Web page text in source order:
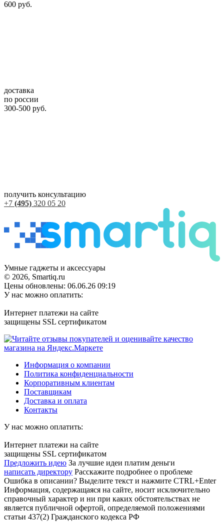
600 руб.
доставка
по россии
300-500 руб.
получить консультацию
+7 (495) 320 05 20
Умные гаджеты и аксессуары
© 2026, Smartiq.ru
Цены обновлены: 06.06.26 09:19
У нас можно оплатить:
Интернет платежи на сайте
защищены SSL сертификатом
Информация о компании
Политика конфиденциальности
Корпоративным клиентам
Поставщикам
Доставка и оплата
Контакты
У нас можно оплатить:
Интернет платежи на сайте
защищены SSL сертификатом
Предложить идею За лучшие идеи платим деньги
написать директору Расскажите подробнее о проблеме
Ошибка в описании? Выделите текст и нажмите CTRL+Enter
Информация, содержащаяся на сайте, носит исключительно
справочный характер и ни при каких обстоятельствах не
является публичной офертой, определяемой положениями
статьи 437(2) Гражданского кодекса РФ